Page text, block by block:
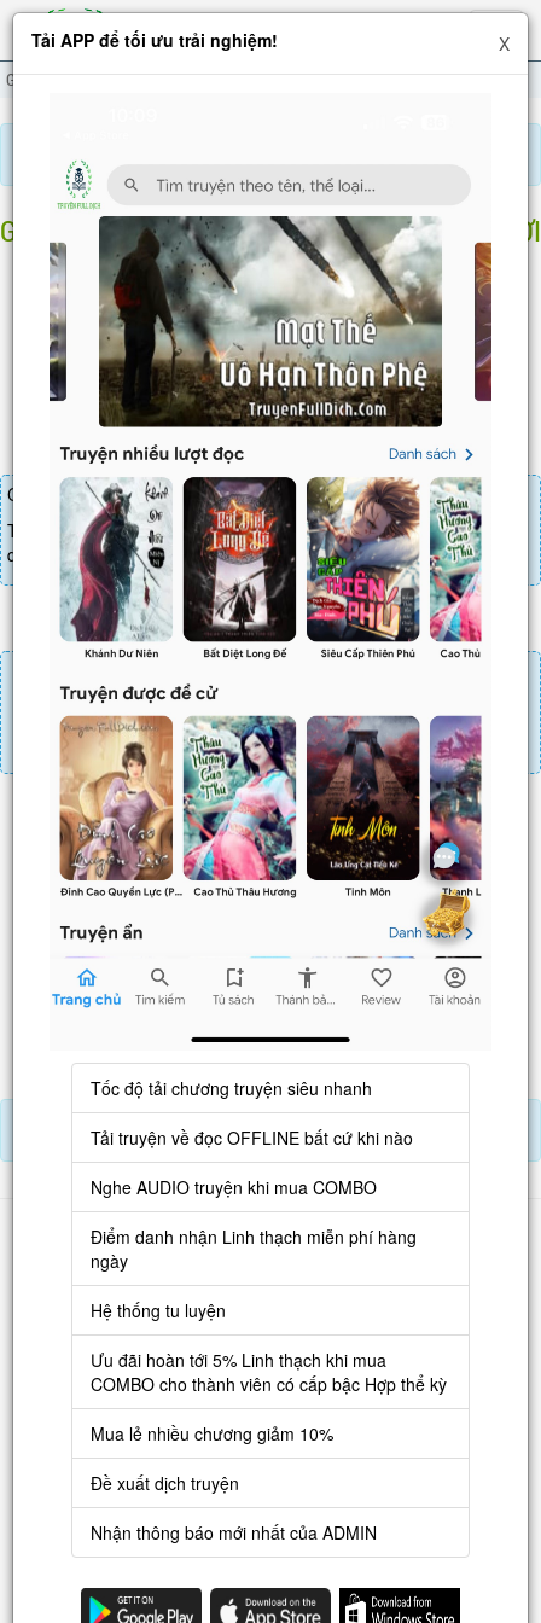
Hiện
menu
Gọi Ngươi Đi Chịu Chết, Không Có Để Ngươi Vô Địch Chương 2002
GỌI NGƯƠI ĐI CHỊU CHẾT, KHÔNG CÓ ĐỂ NGƯƠI
VÔ ĐỊCH
Chương 2002 : Lôi kiếp mặt trời cùng thôn phệ tro tàn dung
nham
Chương truyện cần 30 LT để mua.
Truyện mua lẻ thì cứ Giá chương x Số chương, mua combo thì đến
danh sách combo tìm giá
Đăng nhập Nạp linh thạch
Mua 4 chương thì 3 chương sau sẽ không phải ấn mua.
Ví dụ bạn đang ở chương 100 và mua 4 chương thìchương
101,102,103sẽ không phải ấn mua.
Trước Sau
Nạp Lịch Thạch
Danh sách
Truyện mới
Truyện Hot
Truyện Full
Truyện Dịch Miễn Phí
Thao tác
Đăng ký tài khoản
Nguời dùng
Tải APP để tối ưu trải nghiệm! X
Tốc độ tải chương truyện siêu nhanh
Tải truyện về đọc OFFLINE bất cứ khi nào
Nghe AUDIO truyện khi mua COMBO
Điểm danh nhận Linh thạch miễn phí hàng
ngày
Hệ thống tu luyện
Ưu đãi hoàn tới 5% Linh thạch khi mua
COMBO cho thành viên có cấp bậc Hợp thể kỳ
Mua lẻ nhiều chương giảm 10%
Đề xuất dịch truyện
Nhận thông báo mới nhất của ADMIN